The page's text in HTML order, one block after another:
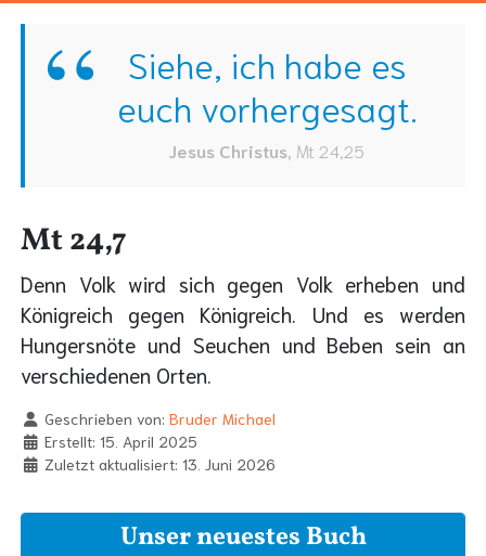
Siehe, ich habe es
euch vorhergesagt.
Jesus Christus Mt 24,25
Mt 24,7
Denn Volk wird sich gegen Volk erheben und
Königreich gegen Königreich. Und es werden
Hungersnöte und Seuchen und Beben sein an
verschiedenen Orten.
Geschrieben von: Bruder Michael
Erstellt: 15. April 2025
Zuletzt aktualisiert: 13. Juni 2026
Unser neuestes Buch